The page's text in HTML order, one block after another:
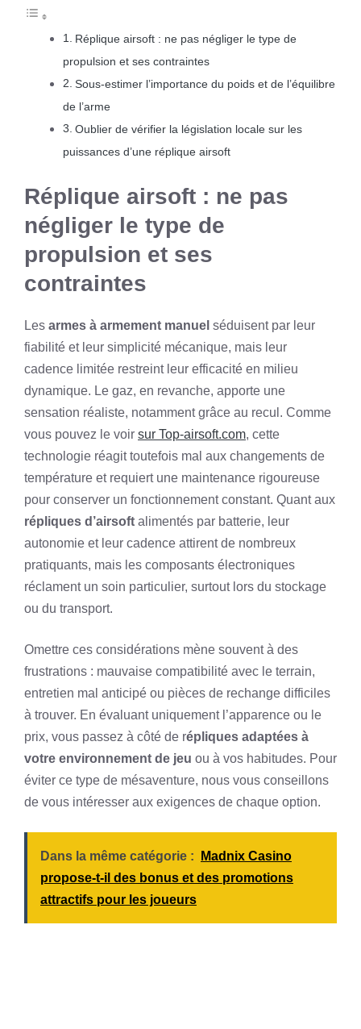
Réplique airsoft : ne pas négliger le type de
propulsion et ses contraintes
Sous-estimer l’importance du poids et de l’équilibre
de l’arme
Oublier de vérifier la législation locale sur les
puissances d’une réplique airsoft
Réplique airsoft : ne pas
négliger le type de
propulsion et ses
contraintes
Les armes à armement manuel séduisent par leur
fiabilité et leur simplicité mécanique, mais leur
cadence limitée restreint leur efficacité en milieu
dynamique. Le gaz, en revanche, apporte une
sensation réaliste, notamment grâce au recul. Comme
vous pouvez le voir sur Top-airsoft.com, cette
technologie réagit toutefois mal aux changements de
température et requiert une maintenance rigoureuse
pour conserver un fonctionnement constant. Quant aux
répliques d’airsoft alimentés par batterie, leur
autonomie et leur cadence attirent de nombreux
pratiquants, mais les composants électroniques
réclament un soin particulier, surtout lors du stockage
ou du transport.
Omettre ces considérations mène souvent à des
frustrations : mauvaise compatibilité avec le terrain,
entretien mal anticipé ou pièces de rechange difficiles
à trouver. En évaluant uniquement l’apparence ou le
prix, vous passez à côté de répliques adaptées à
votre environnement de jeu ou à vos habitudes. Pour
éviter ce type de mésaventure, nous vous conseillons
de vous intéresser aux exigences de chaque option.
Dans la même catégorie :
Madnix Casino
propose-t-il des bonus et des promotions
attractifs pour les joueurs